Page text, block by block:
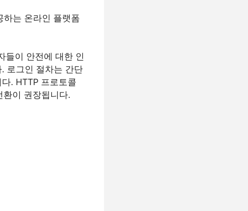
하는 온라인 플랫폼
들이 안전에 대한 인
로그인 절차는 간단
. HTTP 프로토콜
환이 권장됩니다.